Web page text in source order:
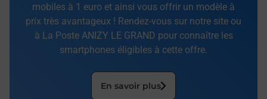
mobiles à 1 euro et ainsi vous offrir un modèle à
prix très avantageux ! Rendez-vous sur notre site ou
à La Poste ANIZY LE GRAND pour connaître les
smartphones éligibles à cette offre.
En savoir plus